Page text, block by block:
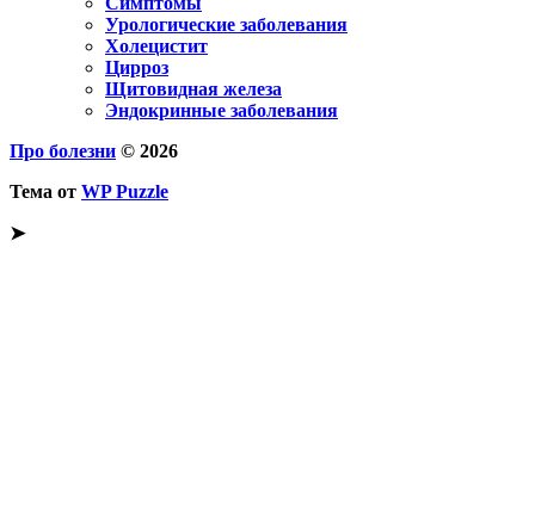
Урологические заболевания
Холецистит
Цирроз
Щитовидная железа
Эндокринные заболевания
Про болезни © 2026
Тема от WP Puzzle
➤